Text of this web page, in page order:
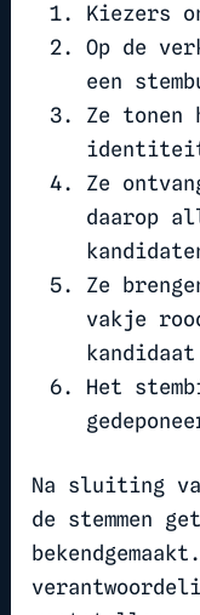
Kiezers
Op de
een
Ze tonen
Ze
daarop
Ze
vakje
Het
Na sluiting
de stemmen